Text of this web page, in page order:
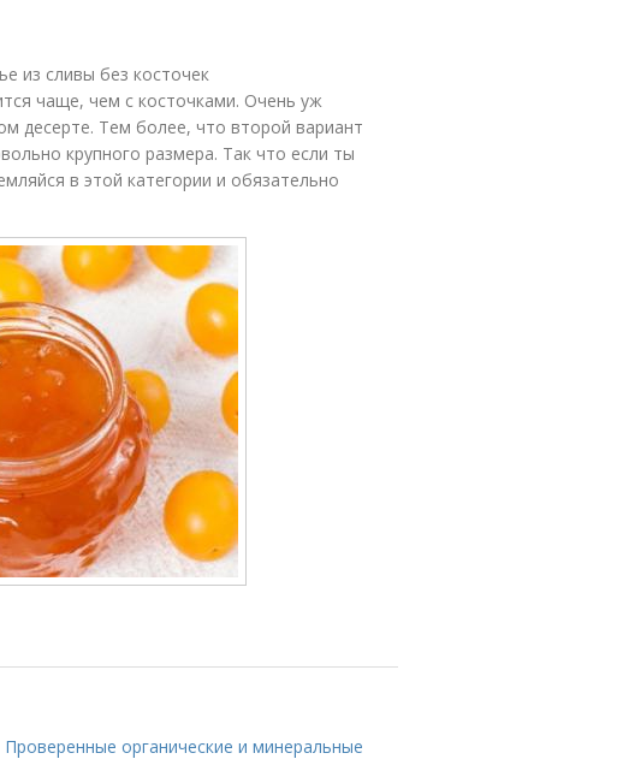
из сливы без косточек
чаще, чем с косточками. Очень уж
десерте. Тем более, что второй вариант
крупного размера. Так что если ты
в этой категории и обязательно
органические и минеральные